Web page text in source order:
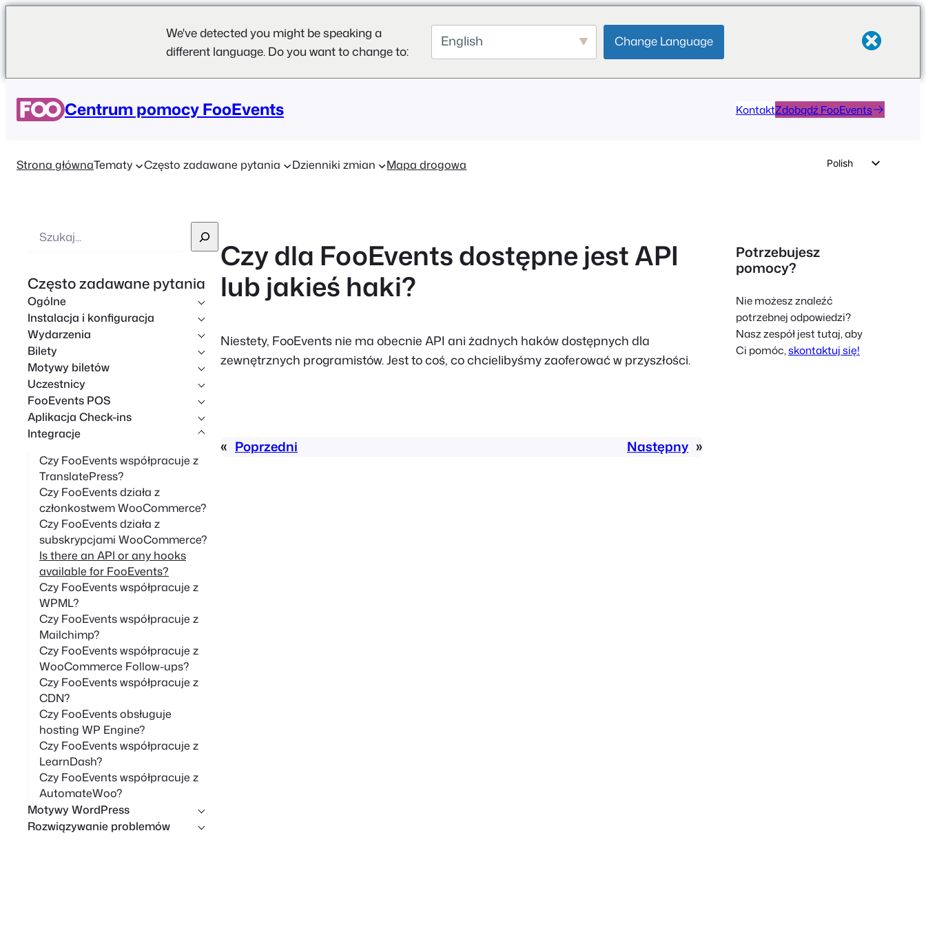
We've detected you might be speaking a
different language. Do you want to change to:
English Change Language
Centrum pomocy FooEvents KontaktZdobądź FooEvents
Strona głównaTematy Często zadawane pytania Dzienniki zmian Mapa drogowa
Polish
Portuguese
French
Czech
z
u
k
i
w
a
n
i
e
Często zadawane pytania
Ogólne
Instalacja i konfiguracja
Wydarzenia
Bilety
Motywy biletów
Uczestnicy
FooEvents POS
Aplikacja Check-ins
Integracje
Czy FooEvents współpracuje z
TranslatePress?
Czy FooEvents działa z
członkostwem WooCommerce?
Czy FooEvents działa z
subskrypcjami WooCommerce?
Is there an API or any hooks
available for FooEvents?
Czy FooEvents współpracuje z
WPML?
Czy FooEvents współpracuje z
Mailchimp?
Czy FooEvents współpracuje z
WooCommerce Follow-ups?
Czy FooEvents współpracuje z
CDN?
Czy FooEvents obsługuje
hosting WP Engine?
Czy FooEvents współpracuje z
LearnDash?
Czy FooEvents współpracuje z
AutomateWoo?
Motywy WordPress
Rozwiązywanie problemów
Czy dla FooEvents dostępne jest API
lub jakieś haki?
Niestety, FooEvents nie ma obecnie API ani żadnych haków dostępnych dla
zewnętrznych programistów. Jest to coś, co chcielibyśmy zaoferować w przyszłości.
« Poprzedni Następny »
Potrzebujesz
pomocy?
Nie możesz znaleźć
potrzebnej odpowiedzi?
Nasz zespół jest tutaj, aby
Ci pomóc,skontaktuj się!